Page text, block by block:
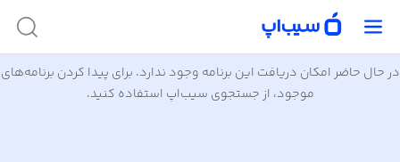
در حال حاضر امکان دریافت این برنامه وجود ندارد. برای پیدا کردن برنامه‌های
موجود، از جستجوی سیب‌اپ استفاده کنید.